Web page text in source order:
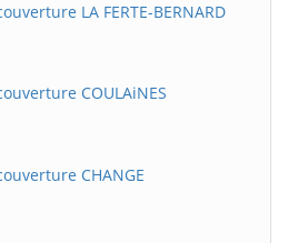
LA FERTE-BERNARD
COULAiNES
CHANGE